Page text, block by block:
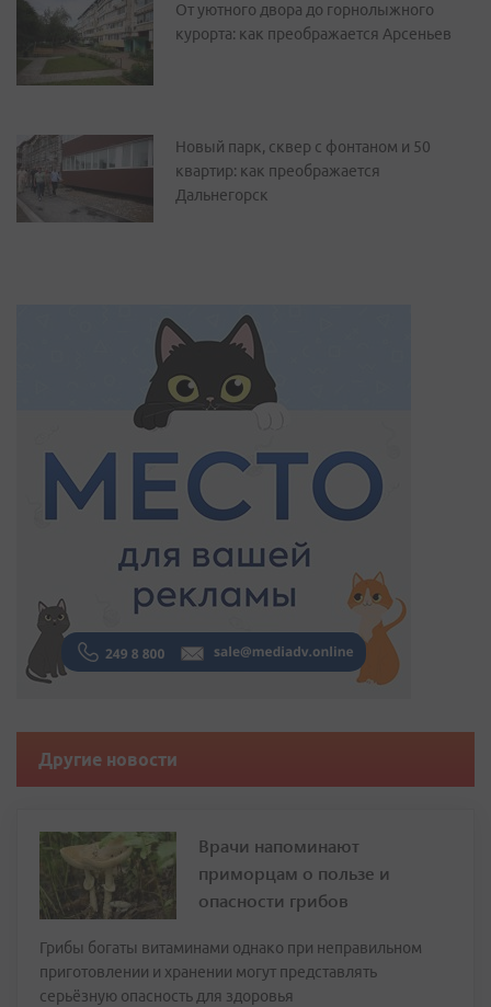
От уютного двора до горнолыжного
курорта: как преображается Арсеньев
Новый парк, сквер с фонтаном и 50
квартир: как преображается
Дальнегорск
Другие новости
Врачи напоминают
приморцам о пользе и
опасности грибов
Грибы богаты витаминами однако при неправильном
приготовлении и хранении могут представлять
серьёзную опасность для здоровья